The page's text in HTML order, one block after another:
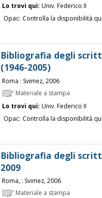
Lo trovi qui: Univ. Federico II
Opac: Controlla la disponibilità
Bibliografia degli
(1946-2005)
Roma : Svimez, 2006
Materiale a stampa
Lo trovi qui: Univ. Federico II
Opac: Controlla la disponibilità
Bibliografia degli
2009
Roma, : Svimez, 2006
Materiale a stampa